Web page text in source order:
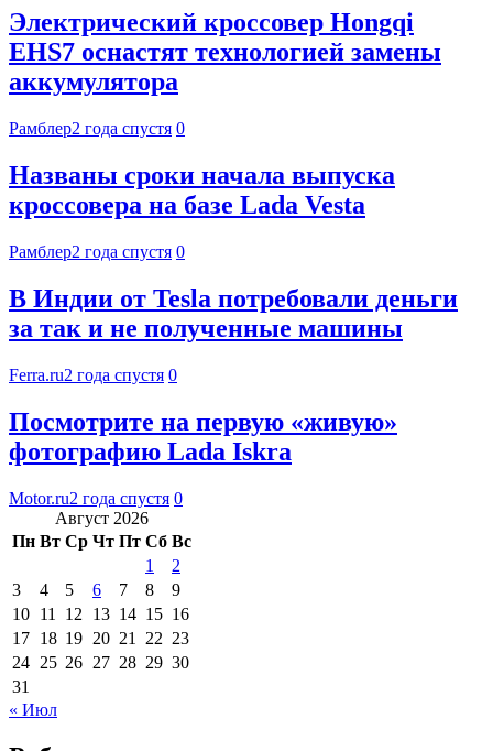
Электрический кроссовер Hongqi
EHS7 оснастят технологией замены
аккумулятора
Рамблер2 года спустя 0
Названы сроки начала выпуска
кроссовера на базе Lada Vesta
Рамблер2 года спустя 0
В Индии от Tesla потребовали деньги
за так и не полученные машины
Ferra.ru2 года спустя 0
Посмотрите на первую «живую»
фотографию Lada Iskra
Motor.ru2 года спустя 0
Август 2026
Пн Вт Ср Чт Пт Сб Вс
1
2
3
4 5 6 7 8
9
10 11 12 13 14 15 16
17 18 19 20 21 22 23
24 25 26 27 28 29 30
31
« Июл